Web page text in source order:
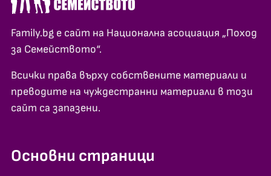
Family.bg е сайт на Национална асоциация „Поход
за Семейството“.
Всички права върху собствените материали и
преводите на чуждестранни материали в този
сайт са запазени.
Основни страници